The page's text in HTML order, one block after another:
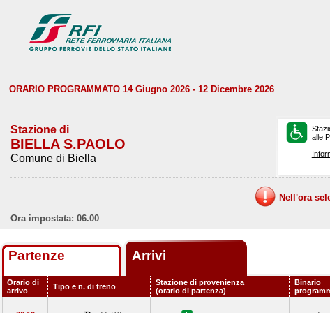
ORARIO PROGRAMMATO 14 Giugno 2026 - 12 Dicembre 2026
Stazione di
BIELLA S.PAOLO
Comune di Biella
alle
Nell'ora
Ora impostata: 06.00
Partenze Arrivi
Orario di
arrivo
Tipo e n. di treno
Stazione di provenienza
(orario di partenza)
Binario